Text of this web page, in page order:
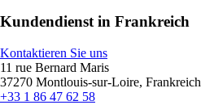
Kundendienst in Frankreich
Kontaktieren Sie uns
11 rue Bernard Maris
37270 Montlouis-sur-Loire, Frankreich
+33 1 86 47 62 58